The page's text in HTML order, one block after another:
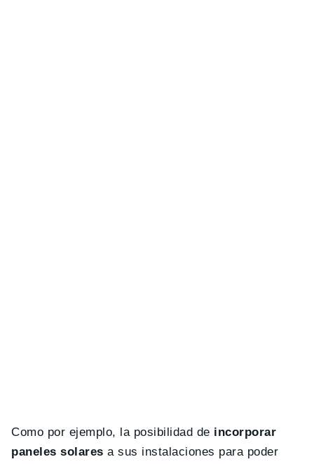
Como por ejemplo, la posibilidad de incorporar
paneles solares a sus instalaciones para poder